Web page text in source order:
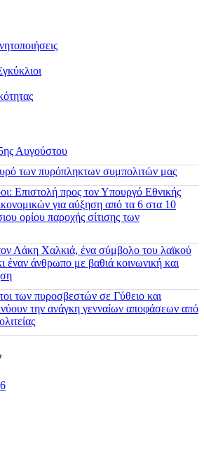
Αυγούστου
των πυρόπληκτων συμπολιτών μας
Επιστολή προς τον Υπουργό Εθνικής
για αύξηση από τα 6 στα 10
ορίου παροχής σίτισης των
Λάκη Χαλκιά, ένα σύμβολο του λαϊκού
έναν άνθρωπο με βαθιά κοινωνική και
των πυροσβεστών σε Γύθειο και
την ανάγκη γενναίων αποφάσεων από